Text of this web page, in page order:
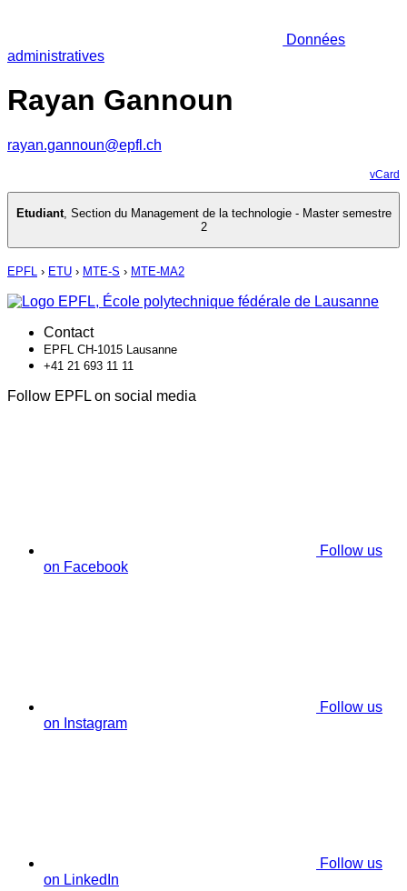
Données
administratives
Rayan Gannoun
rayan.gannoun@epfl.ch
vCard
Etudiant, Section du Management de la technologie - Master semestre
2
EPFL › ETU › MTE-S › MTE-MA2
Contact
EPFL CH-1015 Lausanne
+41 21 693 11 11
Follow EPFL on social media
Follow us
on Facebook
Follow us
on Instagram
Follow us
on LinkedIn